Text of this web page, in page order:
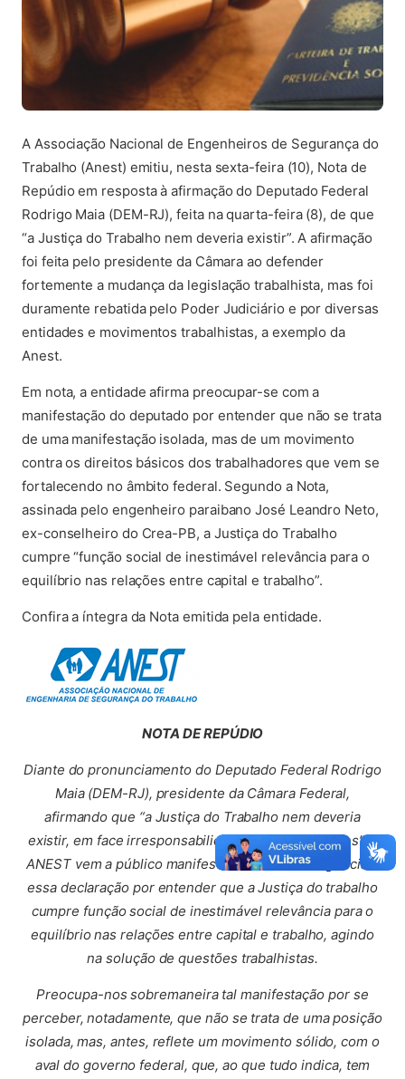
A Associação Nacional de Engenheiros de Segurança do
Trabalho (Anest) emitiu, nesta sexta-feira (10), Nota de
Repúdio em resposta à afirmação do Deputado Federal
Rodrigo Maia (DEM-RJ), feita na quarta-feira (8), de que
“a Justiça do Trabalho nem deveria existir”. A afirmação
foi feita pelo presidente da Câmara ao defender
fortemente a mudança da legislação trabalhista, mas foi
duramente rebatida pelo Poder Judiciário e por diversas
entidades e movimentos trabalhistas, a exemplo da
Anest.
Em nota, a entidade afirma preocupar-se com a
manifestação do deputado por entender que não se trata
de uma manifestação isolada, mas de um movimento
contra os direitos básicos dos trabalhadores que vem se
fortalecendo no âmbito federal. Segundo a Nota,
assinada pelo engenheiro paraibano José Leandro Neto,
ex-conselheiro do Crea-PB, a Justiça do Trabalho
cumpre “função social de inestimável relevância para o
equilíbrio nas relações entre capital e trabalho”.
Confira a íntegra da Nota emitida pela entidade.
NOTA DE REPÚDIO
Diante do pronunciamento do Deputado Federal Rodrigo
Maia (DEM-RJ), presidente da Câmara Federal,
afirmando que “a Justiça do Trabalho nem deveria
existir, em face irresponsabilidade de suas decisões”, a
ANEST vem a público manifestar sua total divergência a
essa declaração por entender que a Justiça do trabalho
cumpre função social de inestimável relevância para o
equilíbrio nas relações entre capital e trabalho, agindo
na solução de questões trabalhistas.
Preocupa-nos sobremaneira tal manifestação por se
perceber, notadamente, que não se trata de uma posição
isolada, mas, antes, reflete um movimento sólido, com o
aval do governo federal, que, ao que tudo indica, tem